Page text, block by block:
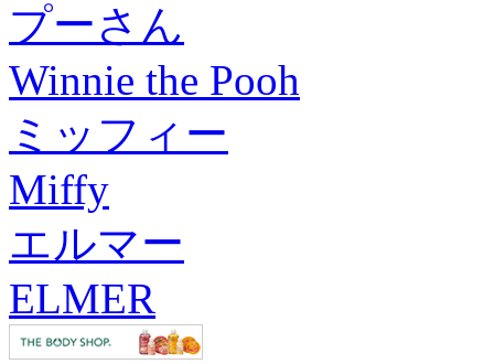
プーさん
Winnie the Pooh
ミッフィー
Miffy
エルマー
ELMER